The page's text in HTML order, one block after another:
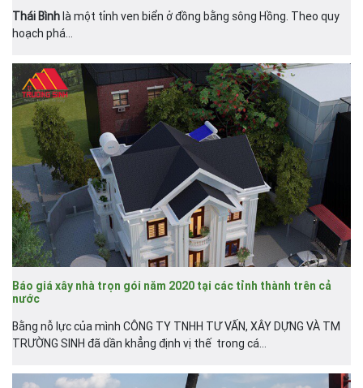
Thái Bình là một tỉnh ven biển ở đồng bằng sông Hồng. Theo quy
hoạch phá...
Báo giá xây nhà trọn gói năm 2020 tại các tỉnh thành trên cả
nước
Bằng nỗ lực của mình CÔNG TY TNHH TƯ VẤN, XÂY DỰNG VÀ TM
TRƯỜNG SINH đã dần khẳng định vị thế trong cá...